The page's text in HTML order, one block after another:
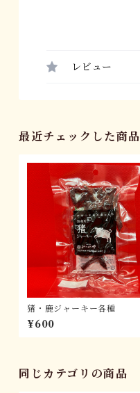
レビュー
最近チェックした商品
猪・鹿ジャーキー各種
¥600
同じカテゴリの商品